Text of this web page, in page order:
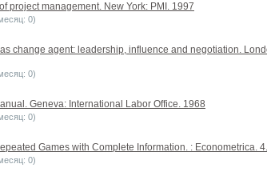
project management. New York: PMI. 1997
0)
change agent: leadership, influence and negotiation.
0)
Geneva: International Labor Office. 1968
0)
Games with Complete Information. : Econometrica.
0)